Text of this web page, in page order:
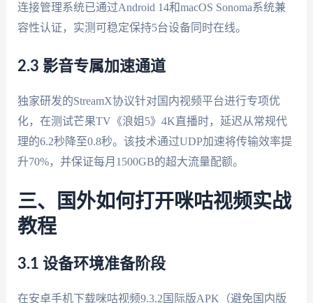
连接管理系统已通过Android 14和macOS Sonoma系统兼
容性认证，实测可稳定保持5台设备同时在线。
2.3 影音专属加速通道
独家研发的StreamX协议针对国内视频平台进行专项优
化，在测试芒果TV《浪姐5》4K直播时，延迟从常规代
理的6.2秒降至0.8秒。该技术通过UDP加速将传输效率提
升70%，并保证每月1500GB的超大流量配额。
三、国外如何打开咪咕视频实战
教程
3.1 设备环境准备阶段
在安卓手机下载咪咕视频9.3.2国际版APK（避免国内版